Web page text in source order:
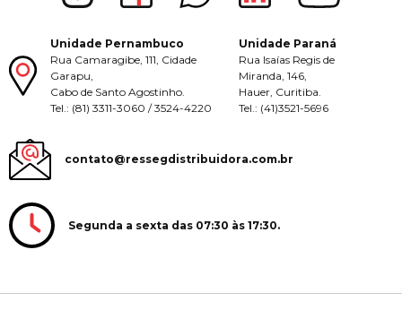
Unidade Pernambuco
Rua Camaragibe, 111, Cidade
Garapu,
Cabo de Santo Agostinho.
Tel.: (81) 3311-3060 / 3524-4220
Unidade Paraná
Rua Isaías Regis de
Miranda, 146,
Hauer, Curitiba.
Tel.: (41)3521-5696
contato@ressegdistribuidora.com.br
Segunda a sexta das 07:30 às 17:30.